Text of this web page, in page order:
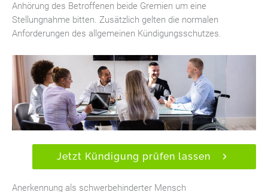
Anhörung des Betroffenen beide Gremien um eine
Stellungnahme bitten. Zusätzlich gelten die normalen
Anforderungen des allgemeinen Kündigungsschutzes.
Jetzt Kündigung prüfen lassen
Anerkennung als schwerbehinderter Mensch